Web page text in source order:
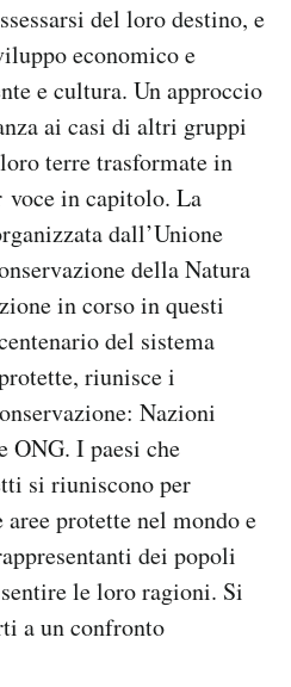
del loro destino, e
economico e
e cultura. Un approccio
ai casi di altri gruppi
terre trasformate in
voce in capitolo. La
dall’Unione
della Natura
in corso in questi
del sistema
riunisce i
Nazioni
ONG. I paesi che
si riuniscono per
protette nel mondo e
dei popoli
le loro ragioni. Si
a un confronto